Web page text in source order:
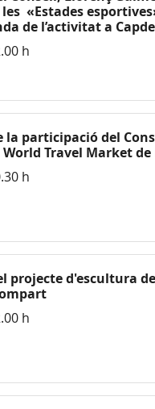
«Estades
de l’activitat a
h
la participació del
Travel Market de
h
projecte d'escultura
h